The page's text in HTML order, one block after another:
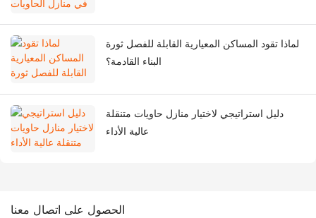
لماذا تقود المساكن المعيارية القابلة للفصل ثورة
البناء القادمة؟
دليل استراتيجي لاختيار منازل حاويات متنقلة
عالية الأداء
الحصول على اتصال معنا